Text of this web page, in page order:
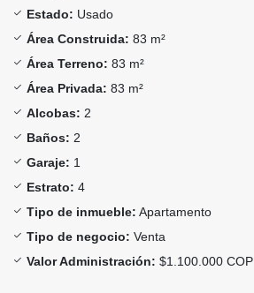
Estado: Usado
Área Construida: 83 m²
Área Terreno: 83 m²
Área Privada: 83 m²
Alcobas: 2
Baños: 2
Garaje: 1
Estrato: 4
Tipo de inmueble: Apartamento
Tipo de negocio: Venta
Valor Administración: $1.100.000 COP